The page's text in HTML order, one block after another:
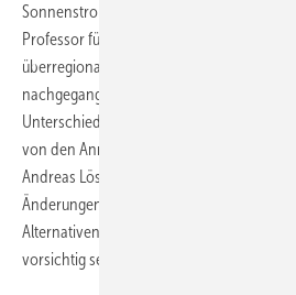
Sonnenstromgenerator aus? Dieser Frage
Professor für Umwelt- und
überregionalen Anbieters von
nachgegangen. Der Ergebnis: „Unterm
Unterschiede zwischen den Optionen
von den Annahmen und der Ausgestaltung
Andreas Löschel in seiner Kurzstudie.
Änderungen der Annahmen verschiebt
Alternativen in der
vorsichtig seien die Ergebnisse zu